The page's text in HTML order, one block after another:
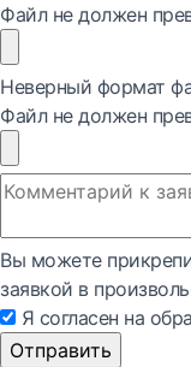
Файл не должен
Неверный формат
Файл не должен
Вы можете
заявкой в
Я согласен на
Отправить